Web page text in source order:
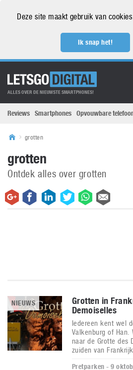
Deze site maakt gebruik van
Ik snap het!
ALLES OVER DE NIEUWSTE SMARTPHONES!
Reviews Smartphones Opvouwbare
grotten
grotten
Ontdek alles over grotten
NIEUWS
Grotten in
Demoiselles
Iedereen kent wel
Valkenburg of Han.
naar de Grotte des
zuiden van Frankrijk.
Pretparken - 9